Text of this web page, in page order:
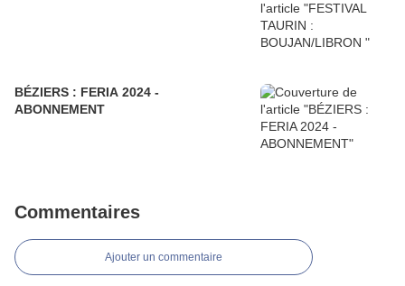
BÉZIERS : FERIA 2024 -
ABONNEMENT
Commentaires
Ajouter un commentaire